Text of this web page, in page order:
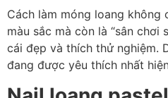
Cách làm móng loang không
màu sắc mà còn là “sân chơi
cái đẹp và thích thử nghiệm.
đang được yêu thích nhất